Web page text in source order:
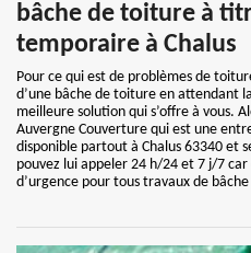
bâche de toiture à
temporaire à Chalus
Pour ce qui est de problèmes de
d’une bâche de toiture en attendant
meilleure solution qui s’offre à vous.
Auvergne Couverture qui est une
disponible partout à Chalus 63340 et
pouvez lui appeler 24 h/24 et 7 j/7
d’urgence pour tous travaux de